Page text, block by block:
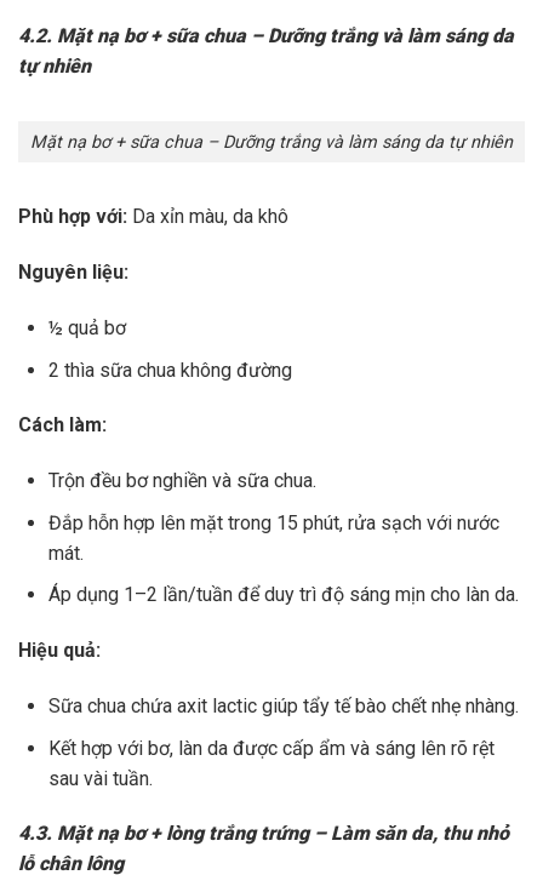
4.2. Mặt nạ bơ + sữa chua – Dưỡng trắng và làm sáng da
tự nhiên
Mặt nạ bơ + sữa chua – Dưỡng trắng và làm sáng da tự nhiên
Phù hợp với: Da xỉn màu, da khô
Nguyên liệu:
½ quả bơ
2 thìa sữa chua không đường
Cách làm:
Trộn đều bơ nghiền và sữa chua.
Đắp hỗn hợp lên mặt trong 15 phút, rửa sạch với nước
mát.
Áp dụng 1–2 lần/tuần để duy trì độ sáng mịn cho làn da.
Hiệu quả:
Sữa chua chứa axit lactic giúp tẩy tế bào chết nhẹ nhàng.
Kết hợp với bơ, làn da được cấp ẩm và sáng lên rõ rệt
sau vài tuần.
4.3. Mặt nạ bơ + lòng trắng trứng – Làm săn da, thu nhỏ
lỗ chân lông